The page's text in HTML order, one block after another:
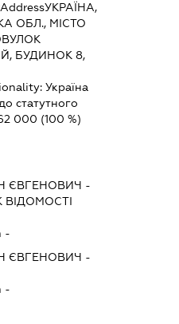
УКРАЇНА,
ОБЛ., МІСТО
БУДИНОК 8,
Україна
статутного
000 (100 %)
ЄВГЕНОВИЧ -
ВІДОМОСТІ
-
ЄВГЕНОВИЧ -
-